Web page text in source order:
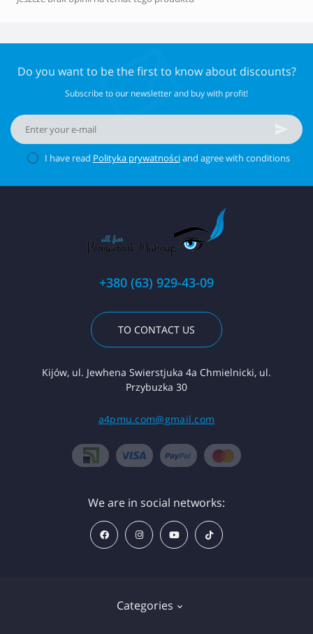
Do you want to be the first to know about discounts?
Subscribe to our newsletter and buy with profit!
I have read Polityka prywatnościand agree with conditions
+380 (63) 929-43-09
TO CONTACT US
Kijów, ul. Jewhena Swierstjuka 4a Chmielnicki, ul.
Przybuzka 30
a4pmu.com@gmail.com
Categories
We are in social networks: